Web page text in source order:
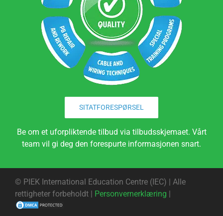
SITATFORESPØRSEL
Be om et uforpliktende tilbud via tilbudsskjemaet. Vårt
team vil gi deg den forespurte informasjonen snart.
© PIEK International Education Centre (IEC) | Alle
rettigheter forbeholdt | Personvernerklæring |